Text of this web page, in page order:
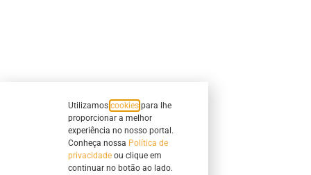
Utilizamos cookies para lhe
proporcionar a melhor
experiência no nosso portal.
Conheça nossa Política de
privacidade ou clique em
continuar no botão ao lado.